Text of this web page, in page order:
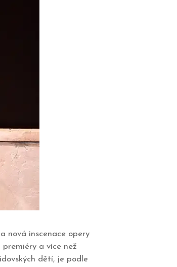
nová inscenace opery
a více než
dětí, je podle